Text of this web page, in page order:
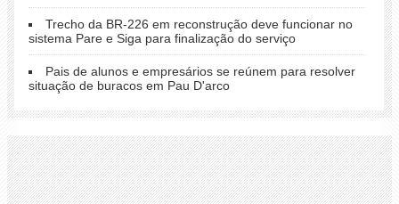
Trecho da BR-226 em reconstrução deve funcionar no
sistema Pare e Siga para finalização do serviço
Pais de alunos e empresários se reúnem para resolver
situação de buracos em Pau D'arco